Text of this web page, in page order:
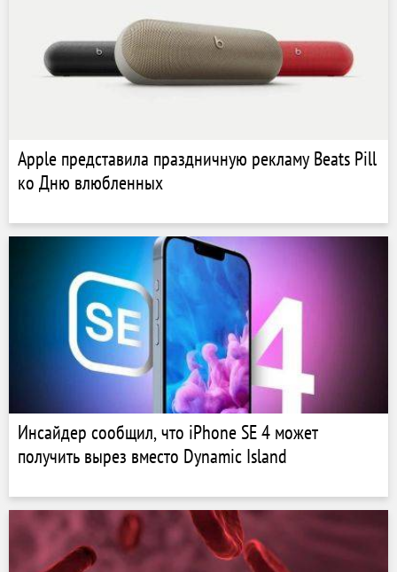
Apple представила праздничную рекламу Beats Pill
ко Дню влюбленных
Инсайдер сообщил, что iPhone SE 4 может
получить вырез вместо Dynamic Island